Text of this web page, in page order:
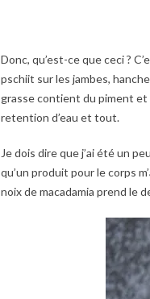
Donc, qu’est-ce que ceci ?
pschiit sur les jambes,
grasse contient du piment et
retention d’eau et tout.
Je dois dire que j’ai été un
qu’un produit pour le corps
noix de macadamia prend le